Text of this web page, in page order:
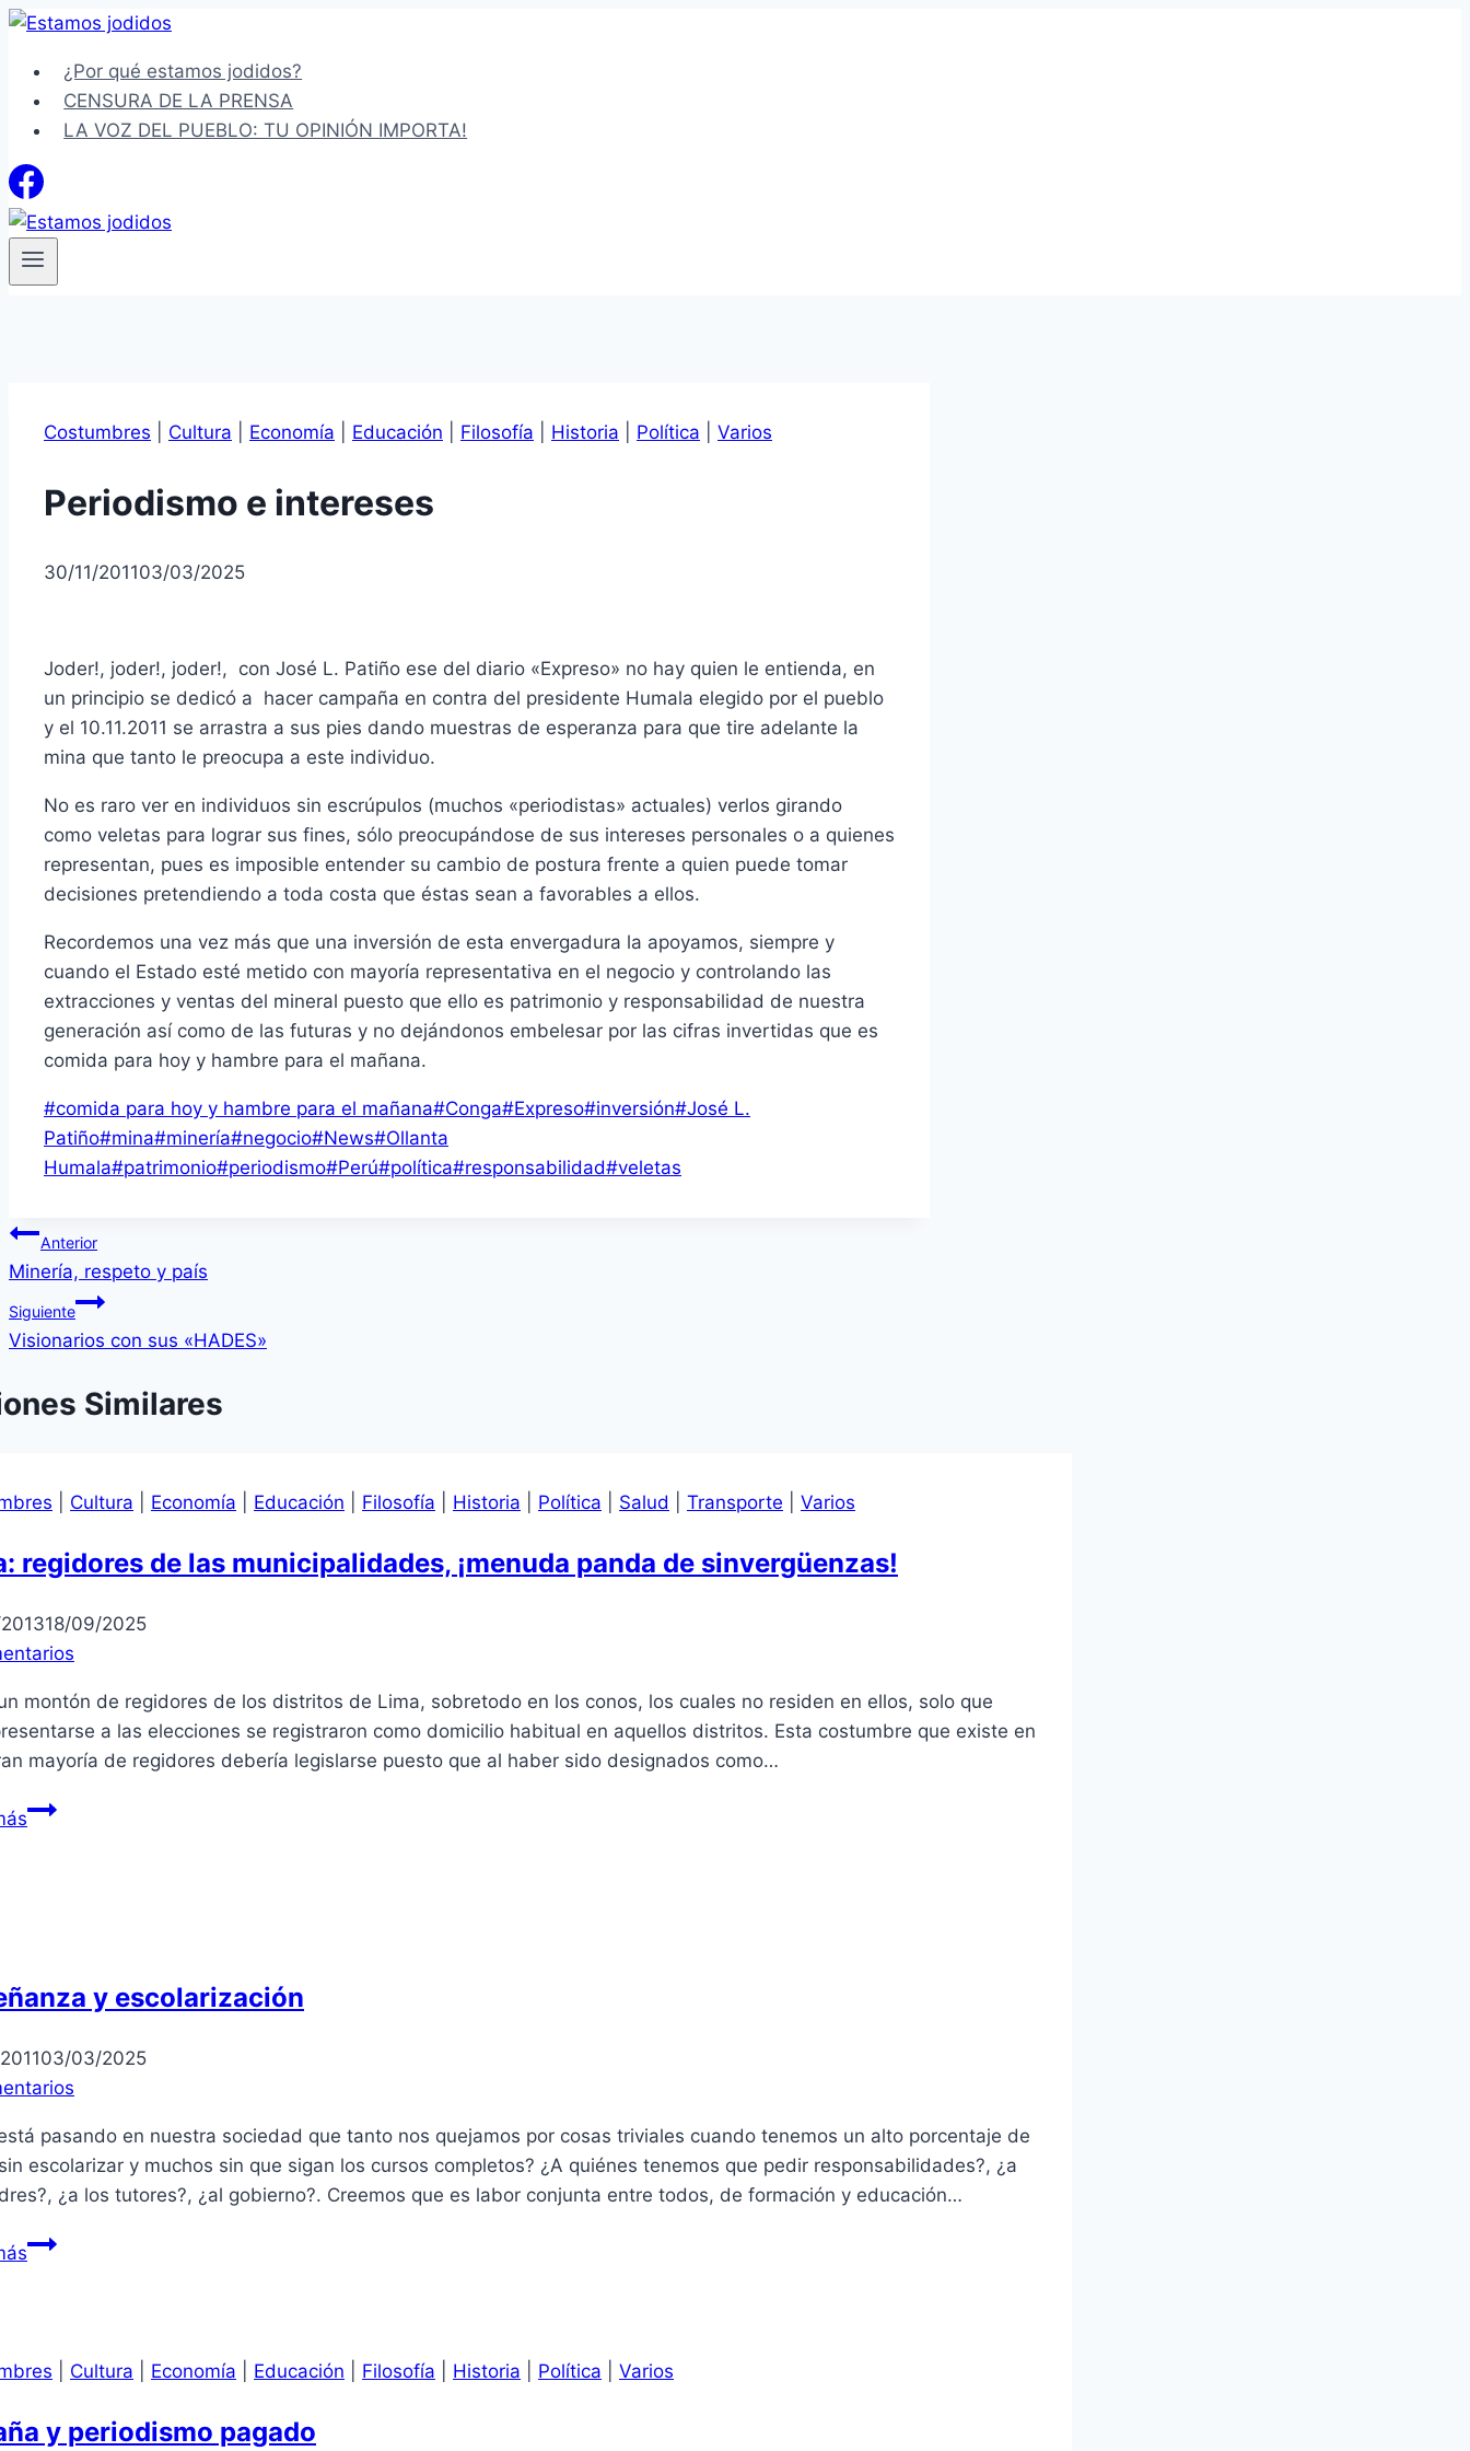
Saltar
contenido¿Por qué estamos jodidos?
CENSURA DE LA PRENSA
LA VOZ DEL PUEBLO: TU OPINIÓN IMPORTA!
Costumbres Cultura Economía Educación Filosofía Historia Política Varios
Periodismo e intereses
30/11/201103/03/2025
Joder!, joder!, joder!, con José L. Patiño ese del diario «Expreso» no hay quien le entienda, en
un principio se dedicó a hacer campaña en contra del presidente Humala elegido por el pueblo
y el 10.11.2011 se arrastra a sus pies dando muestras de esperanza para que tire adelante la
mina que tanto le preocupa a este individuo.
No es raro ver en individuos sin escrúpulos (muchos «periodistas» actuales) verlos girando
como veletas para lograr sus fines, sólo preocupándose de sus intereses personales o a quienes
representan, pues es imposible entender su cambio de postura frente a quien puede tomar
decisiones pretendiendo a toda costa que éstas sean a favorables a ellos.
Recordemos una vez más que una inversión de esta envergadura la apoyamos, siempre y
cuando el Estado esté metido con mayoría representativa en el negocio y controlando las
extracciones y ventas del mineral puesto que ello es patrimonio y responsabilidad de nuestra
generación así como de las futuras y no dejándonos embelesar por las cifras invertidas que es
comida para hoy y hambre para el mañana.
Etiquetas
de
la
#comida para hoy y hambre para el mañana#Conga#Expreso#inversión#José L.
Patiño#mina#minería#negocio#News#Ollanta
Humala#patrimonio#periodismo#Perú#política#responsabilidad#veletas
Navegación
de
entradas
Anterior
Minería, respeto y país
Siguiente
Visionarios con sus «HADES»
Similares
Cultura Economía Educación Filosofía Historia Política Salud Transporte Varios
regidores de las municipalidades, ¡menuda panda de sinvergüenzas!
18/09/2025
montón de regidores de los distritos de Lima, sobretodo en los conos, los cuales no residen en ellos, solo que
a las elecciones se registraron como domicilio habitual en aquellos distritos. Esta costumbre que existe en
mayoría de regidores debería legislarse puesto que al haber sido designados como…
Lima:
de
y escolarización
03/03/2025
pasando en nuestra sociedad que tanto nos quejamos por cosas triviales cuando tenemos un alto porcentaje de
escolarizar y muchos sin que sigan los cursos completos? ¿A quiénes tenemos que pedir responsabilidades?, ¿a
¿a los tutores?, ¿al gobierno?. Creemos que es labor conjunta entre todos, de formación y educación…
Enseñanza
Cultura Economía Educación Filosofía Historia Política Varios
y periodismo pagado